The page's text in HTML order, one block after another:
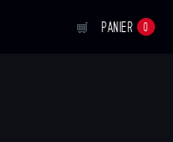
PANIER 0